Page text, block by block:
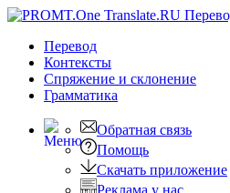
Перевод
Контексты
Спряжение и склонение
Грамматика
Обратная связь
Помощь
Скачать приложение
Реклама у нас